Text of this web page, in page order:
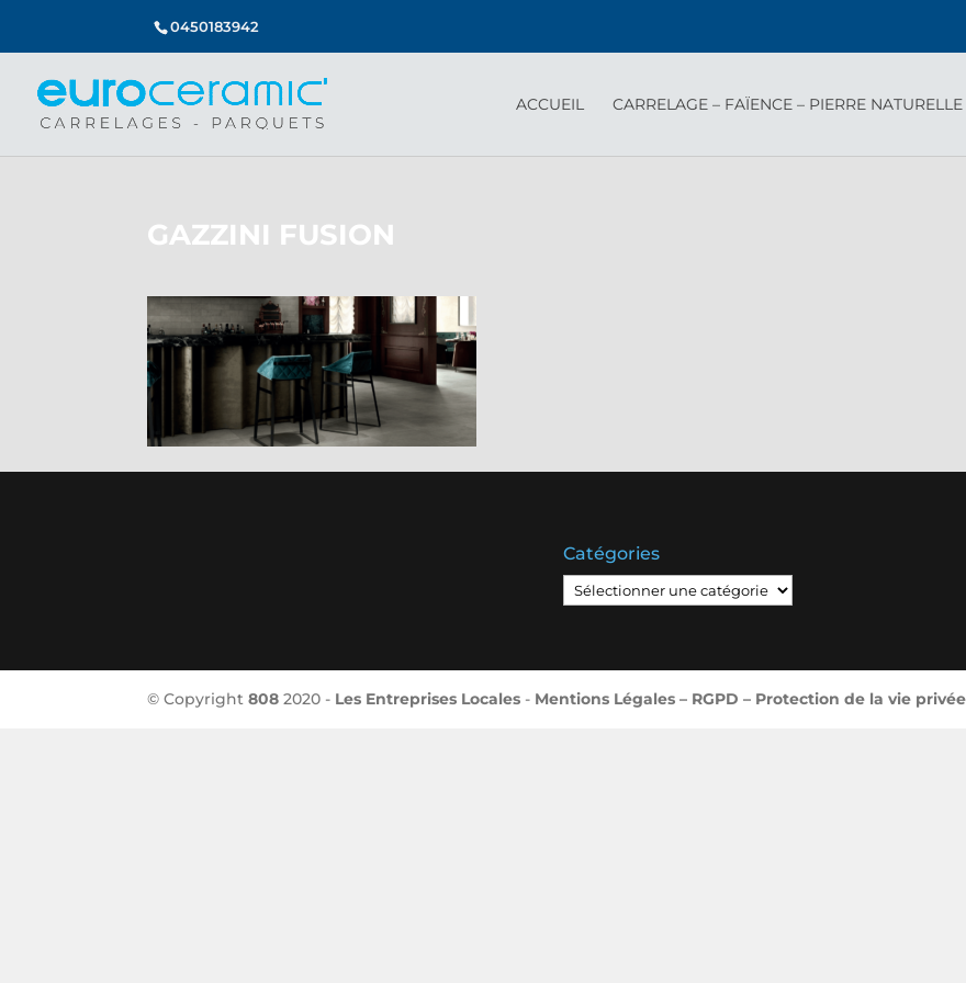
0450183942
ACCUEIL CARRELAGE – FAÏENCE – PIERRE NATURELLE
GAZZINI FUSION
Catégories
Catégories
© Copyright808 2020 - Les Entreprises Locales - Mentions Légales – RGPD – Protection de la vie